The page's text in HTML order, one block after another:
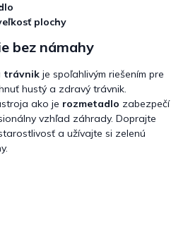
plochy
bez námahy
trávnik je spoľahlivým riešením pre
hustý a zdravý trávnik.
ako je rozmetadlo zabezpečí
vzhľad záhrady. Doprajte
a užívajte si zelenú